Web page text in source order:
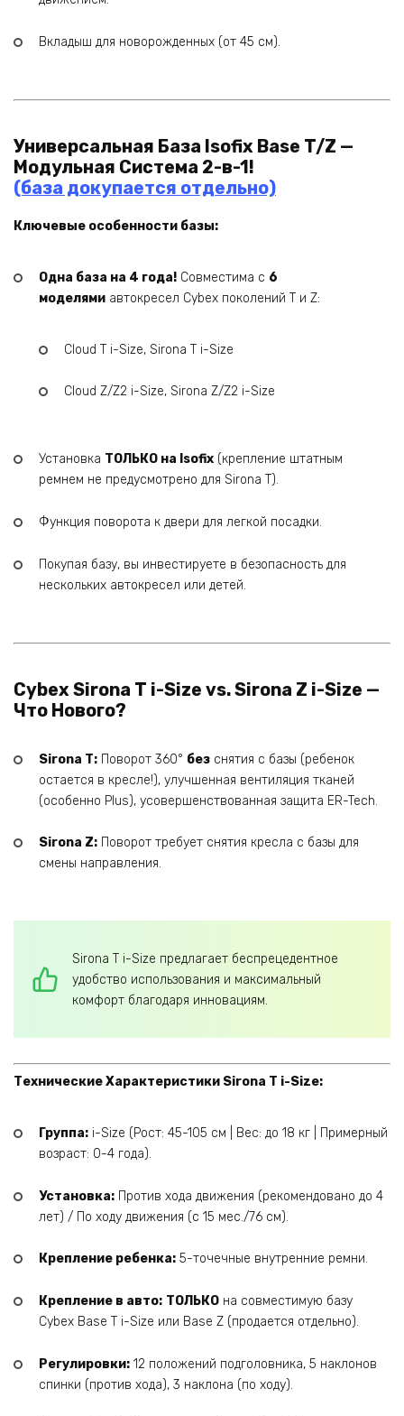
Вкладыш для новорожденных (от 45 см).
Универсальная База Isofix Base T/Z —
Модульная Система 2-в-1!
(база докупается отдельно)
Ключевые особенности базы:
Одна база на 4 года! Совместима с 6
моделями автокресел Cybex поколений T и Z:
Cloud T i-Size, Sirona T i-Size
Cloud Z/Z2 i-Size, Sirona Z/Z2 i-Size
Установка ТОЛЬКО на Isofix (крепление штатным
ремнем не предусмотрено для Sirona T).
Функция поворота к двери для легкой посадки.
Покупая базу, вы инвестируете в безопасность для
нескольких автокресел или детей.
Cybex Sirona T i-Size vs. Sirona Z i-Size —
Что Нового?
Sirona T: Поворот 360° без снятия с базы (ребенок
остается в кресле!), улучшенная вентиляция тканей
(особенно Plus), усовершенствованная защита ER-Tech.
Sirona Z: Поворот требует снятия кресла с базы для
смены направления.
Sirona T i-Size предлагает беспрецедентное
удобство использования и максимальный
комфорт благодаря инновациям.
Технические Характеристики Sirona T i-Size:
Группа: i-Size (Рост: 45-105 см | Вес: до 18 кг | Примерный
возраст: 0-4 года).
Установка: Против хода движения (рекомендовано до 4
лет) / По ходу движения (с 15 мес./76 см).
Крепление ребенка: 5-точечные внутренние ремни.
Крепление в авто: ТОЛЬКО на совместимую базу
Cybex Base T i-Size или Base Z (продается отдельно).
Регулировки: 12 положений подголовника, 5 наклонов
спинки (против хода), 3 наклона (по ходу).